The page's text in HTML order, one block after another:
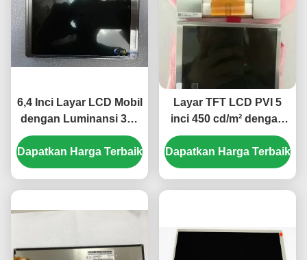
6,4 Inci Layar LCD Mobil
dengan Luminansi 330
cd/m² dan Jumlah
Piksel 320(RGB) × 234
untuk Dasbor Otomotif
Dapatkan Harga Terbaik
Layar TFT LCD PVI 5
inci 450 cd/m² dengan
Piksel 640×480 untuk
Monitor Mobil
Dapatkan Harga Terbaik